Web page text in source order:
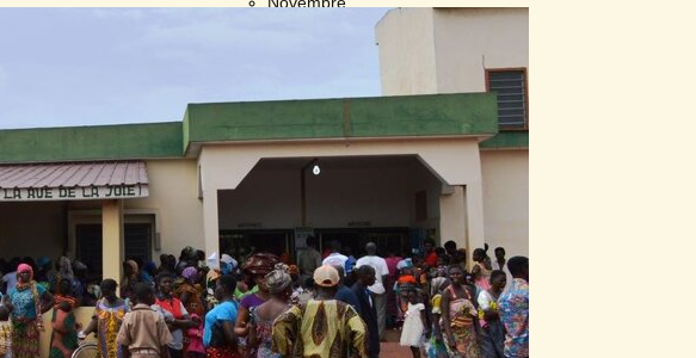
Giorgio
Marafioti
Novembre